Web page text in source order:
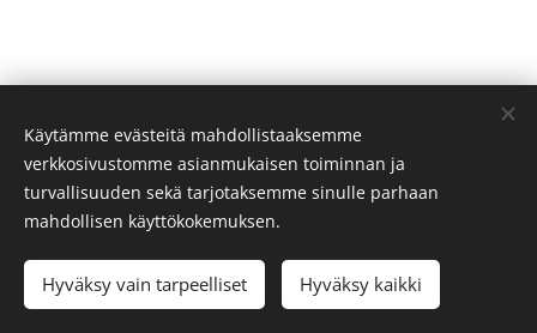
© 2025 M&J Dynastia Oy
YHDESSÄ KOHTI MAHDOLLISUUKSIA
info@mjdynastia.fi|Y-2661538-8
Tietosuojaseloste Evästeet
Käytämme evästeitä mahdollistaaksemme
verkkosivustomme asianmukaisen toiminnan ja
turvallisuuden sekä tarjotaksemme sinulle parhaan
mahdollisen käyttökokemuksen.
Hyväksy vain tarpeelliset Hyväksy kaikki